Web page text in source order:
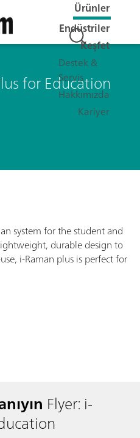
Ürünler
Endüstriler
Keşfet
Destek &
Servis
Hakkımızda
Kariyer
for Education
system for the student and
durable design to
i-Raman plus is perfect for
Flyer: i-